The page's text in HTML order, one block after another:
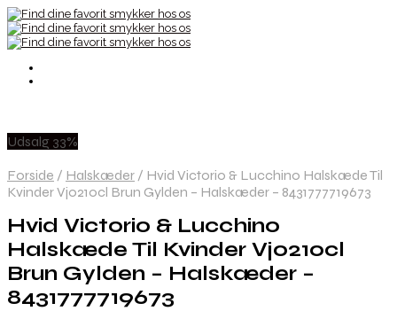
Udsalg 33%
Forside / Halskæder / Hvid Victorio & Lucchino Halskæde Til
Kvinder Vj0210cl Brun Gylden – Halskæder – 8431777719673
Hvid Victorio & Lucchino
Halskæde Til Kvinder Vj0210cl
Brun Gylden – Halskæder –
8431777719673